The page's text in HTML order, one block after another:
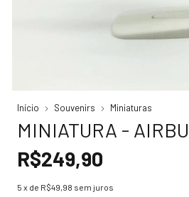
Início Souvenirs Miniaturas
MINIATURA -
R$249,90
5 x de R$49,98 sem juros